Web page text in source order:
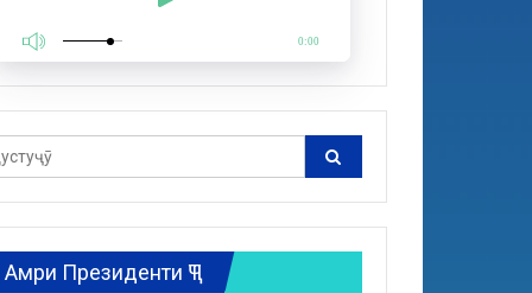
0:00
Амри Президенти ҶТ